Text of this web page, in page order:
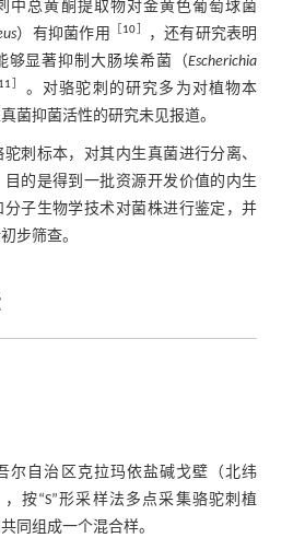
中总黄酮提取物对金黄色葡萄球菌
）有抑菌作用 10
，还有研究表明
够显著抑制大肠埃希菌（Escherichia
11
。对骆驼刺的研究多为对植物本
菌抑菌活性的研究未见报道。
刺标本，对其内生真菌进行分离、
的是得到一批资源开发价值的内生
子生物学技术对菌株进行鉴定，并
步筛查。
尔自治区克拉玛依盐碱戈壁（北纬
，按“S”形采样法多点采集骆驼刺植
同组成一个混合样。